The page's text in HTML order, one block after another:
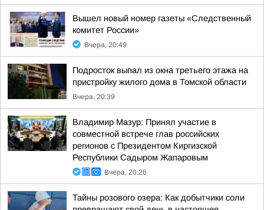
Вышел новый номер газеты «Следственный
комитет России»
Вчера, 20:49
Подросток выпал из окна третьего этажа на
пристройку жилого дома в Томской области
Вчера, 20:39
Владимир Мазур: Принял участие в
совместной встрече глав российских
регионов с Президентом Киргизской
Республики Садыром Жапаровым
Вчера, 20:26
Тайны розового озера: Как добытчики соли